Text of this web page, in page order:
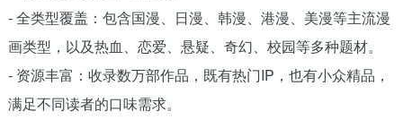
- 全类型覆盖：包含国漫、日漫、韩漫、港漫、美漫等主流漫
画类型，以及热血、恋爱、悬疑、奇幻、校园等多种题材。
- 资源丰富：收录数万部作品，既有热门IP，也有小众精品，
满足不同读者的口味需求。